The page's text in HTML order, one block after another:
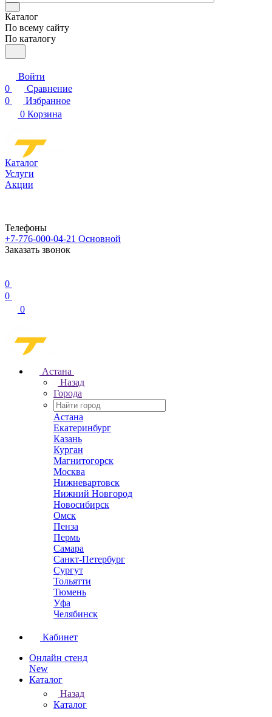
Каталог
По всему сайту
По каталогу
Войти
0
Сравнение
0
Избранное
0 Корзина
Каталог
Услуги
Акции
Телефоны
+7-776-000-04-21 Основной
Заказать звонок
0
0
0
Астана
Назад
Города
Астана
Екатеринбург
Казань
Курган
Магнитогорск
Москва
Нижневартовск
Нижний Новгород
Новосибирск
Омск
Пенза
Пермь
Самара
Санкт-Петербург
Сургут
Тольятти
Тюмень
Уфа
Челябинск
Кабинет
Онлайн стенд
New
Каталог
Назад
Каталог